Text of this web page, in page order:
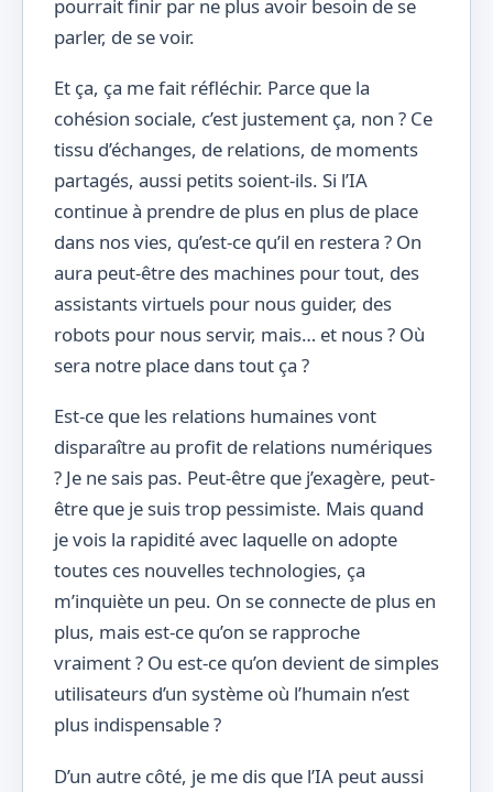
pourrait finir par ne plus avoir besoin de se
parler, de se voir.
Et ça, ça me fait réfléchir. Parce que la
cohésion sociale, c’est justement ça, non ? Ce
tissu d’échanges, de relations, de moments
partagés, aussi petits soient-ils. Si l’IA
continue à prendre de plus en plus de place
dans nos vies, qu’est-ce qu’il en restera ? On
aura peut-être des machines pour tout, des
assistants virtuels pour nous guider, des
robots pour nous servir, mais… et nous ? Où
sera notre place dans tout ça ?
Est-ce que les relations humaines vont
disparaître au profit de relations numériques
? Je ne sais pas. Peut-être que j’exagère, peut-
être que je suis trop pessimiste. Mais quand
je vois la rapidité avec laquelle on adopte
toutes ces nouvelles technologies, ça
m’inquiète un peu. On se connecte de plus en
plus, mais est-ce qu’on se rapproche
vraiment ? Ou est-ce qu’on devient de simples
utilisateurs d’un système où l’humain n’est
plus indispensable ?
D’un autre côté, je me dis que l’IA peut aussi